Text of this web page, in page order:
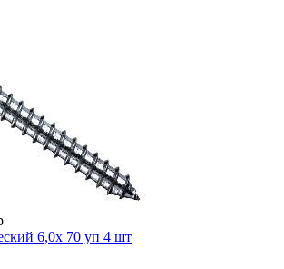
6,0х 70 уп 4 шт